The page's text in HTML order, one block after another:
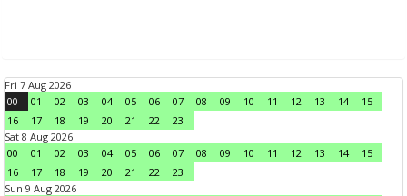
Fri 7 Aug 2026
00
01 02 03 04 05 06 07 08 09 10 11 12 13 14
15
16
17 18 19 20 21 22
23
Sat 8 Aug 2026
00
01 02 03 04 05 06 07 08 09 10 11 12 13 14
15
16
17 18 19 20 21 22
23
Sun 9 Aug 2026